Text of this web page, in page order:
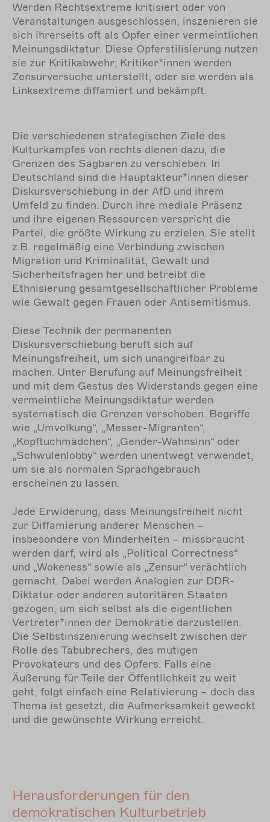
Werden Rechtsextreme kritisiert oder von
Veranstaltungen ausgeschlossen, inszenieren sie
sich ihrerseits oft als Opfer einer vermeintlichen
Meinungsdiktatur. Diese Opferstilisierung nutzen
sie zur Kritikabwehr; Kritiker*innen werden
Zensurversuche unterstellt, oder sie werden als
Linksextreme diffamiert und bekämpft.
Die verschiedenen strategischen Ziele des
Kulturkampfes von rechts dienen dazu, die
Grenzen des Sagbaren zu verschieben. In
Deutschland sind die Hauptakteur*innen dieser
Diskursverschiebung in der AfD und ihrem
Umfeld zu finden. Durch ihre mediale Präsenz
und ihre eigenen Ressourcen verspricht die
Partei, die größte Wirkung zu erzielen. Sie stellt
z.B. regelmäßig eine Verbindung zwischen
Migration und Kriminalität, Gewalt und
Sicherheitsfragen her und betreibt die
Ethnisierung gesamtgesellschaftlicher Probleme
wie Gewalt gegen Frauen oder Antisemitismus.
Diese Technik der permanenten
Diskursverschiebung beruft sich auf
Meinungsfreiheit, um sich unangreifbar zu
machen. Unter Berufung auf Meinungsfreiheit
und mit dem Gestus des Widerstands gegen eine
vermeintliche Meinungsdiktatur werden
systematisch die Grenzen verschoben. Begriffe
wie „Umvolkung“, „Messer-Migranten“,
„Kopftuchmädchen“, „Gender-Wahnsinn“ oder
„Schwulenlobby“ werden unentwegt verwendet,
um sie als normalen Sprachgebrauch
erscheinen zu lassen.
Jede Erwiderung, dass Meinungsfreiheit nicht
zur Diffamierung anderer Menschen –
insbesondere von Minderheiten – missbraucht
werden darf, wird als „Political Correctness“
und „Wokeness“ sowie als „Zensur“ verächtlich
gemacht. Dabei werden Analogien zur DDR-
Diktatur oder anderen autoritären Staaten
gezogen, um sich selbst als die eigentlichen
Vertreter*innen der Demokratie darzustellen.
Die Selbstinszenierung wechselt zwischen der
Rolle des Tabubrechers, des mutigen
Provokateurs und des Opfers. Falls eine
Äußerung für Teile der Öffentlichkeit zu weit
geht, folgt einfach eine Relativierung – doch das
Thema ist gesetzt, die Aufmerksamkeit geweckt
und die gewünschte Wirkung erreicht.
Herausforderungen für den
demokratischen Kulturbetrieb